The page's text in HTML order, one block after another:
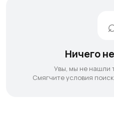
Ничего
Увы, мы не нашли
Смягчите условия